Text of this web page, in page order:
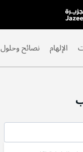
الإلهام نصائح وحلول